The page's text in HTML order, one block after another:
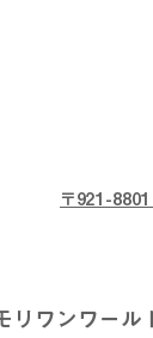
〒921-
リワンワール